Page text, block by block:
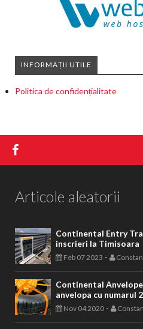
INFORMAȚII UTILE
Politica de confidențialitate
Articole aleatorii
Continental Entry
inscrieri la Timisoara
Feb 07 2023 -
Continental
anvelopa cu numarul
Nov 04 2020 -